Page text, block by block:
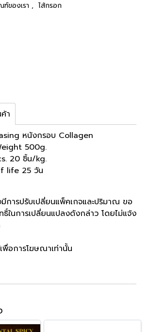
ของเรา , ไส้กรอก
า
หนังกรอบ Collagen
500g.
20 ชิ้น/kg.
life 25 วัน
การปรับเปลี่ยนแพ็คเกจและปริมาณ ขอ
ในการเปลี่ยนแปลงดังกล่าว โดยไม่แจ้ง
พื่อการโฆษณาเท่านั้น